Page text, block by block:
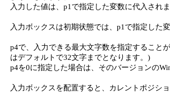
入力した値は、p1で指定した変数に代入され
入力ボックスは初期状態では、p1で指定した
p4で、入力できる最大文字数を指定すること
はデフォルトで32文字までとなります。)
p4を0に指定した場合は、そのバージョンの
入力ボックスを配置すると、カレントポジシ